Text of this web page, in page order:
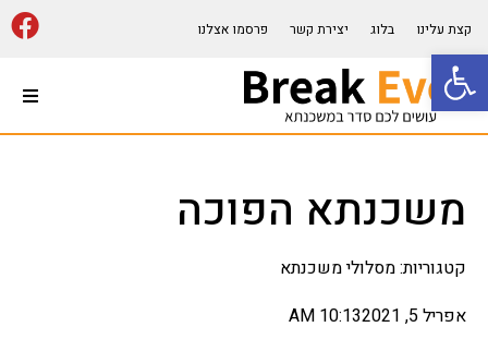
פתח סרגל נגישות
קצת עלינו בלוג יצירת קשר פרסמו אצלנו
מסלולי משכנתא
הרבה מהזוגות הישראלים,משכנתא הפוכה
קטגוריות:מסלולי משכנתא
אפריל 5, 2021
10:13 AM